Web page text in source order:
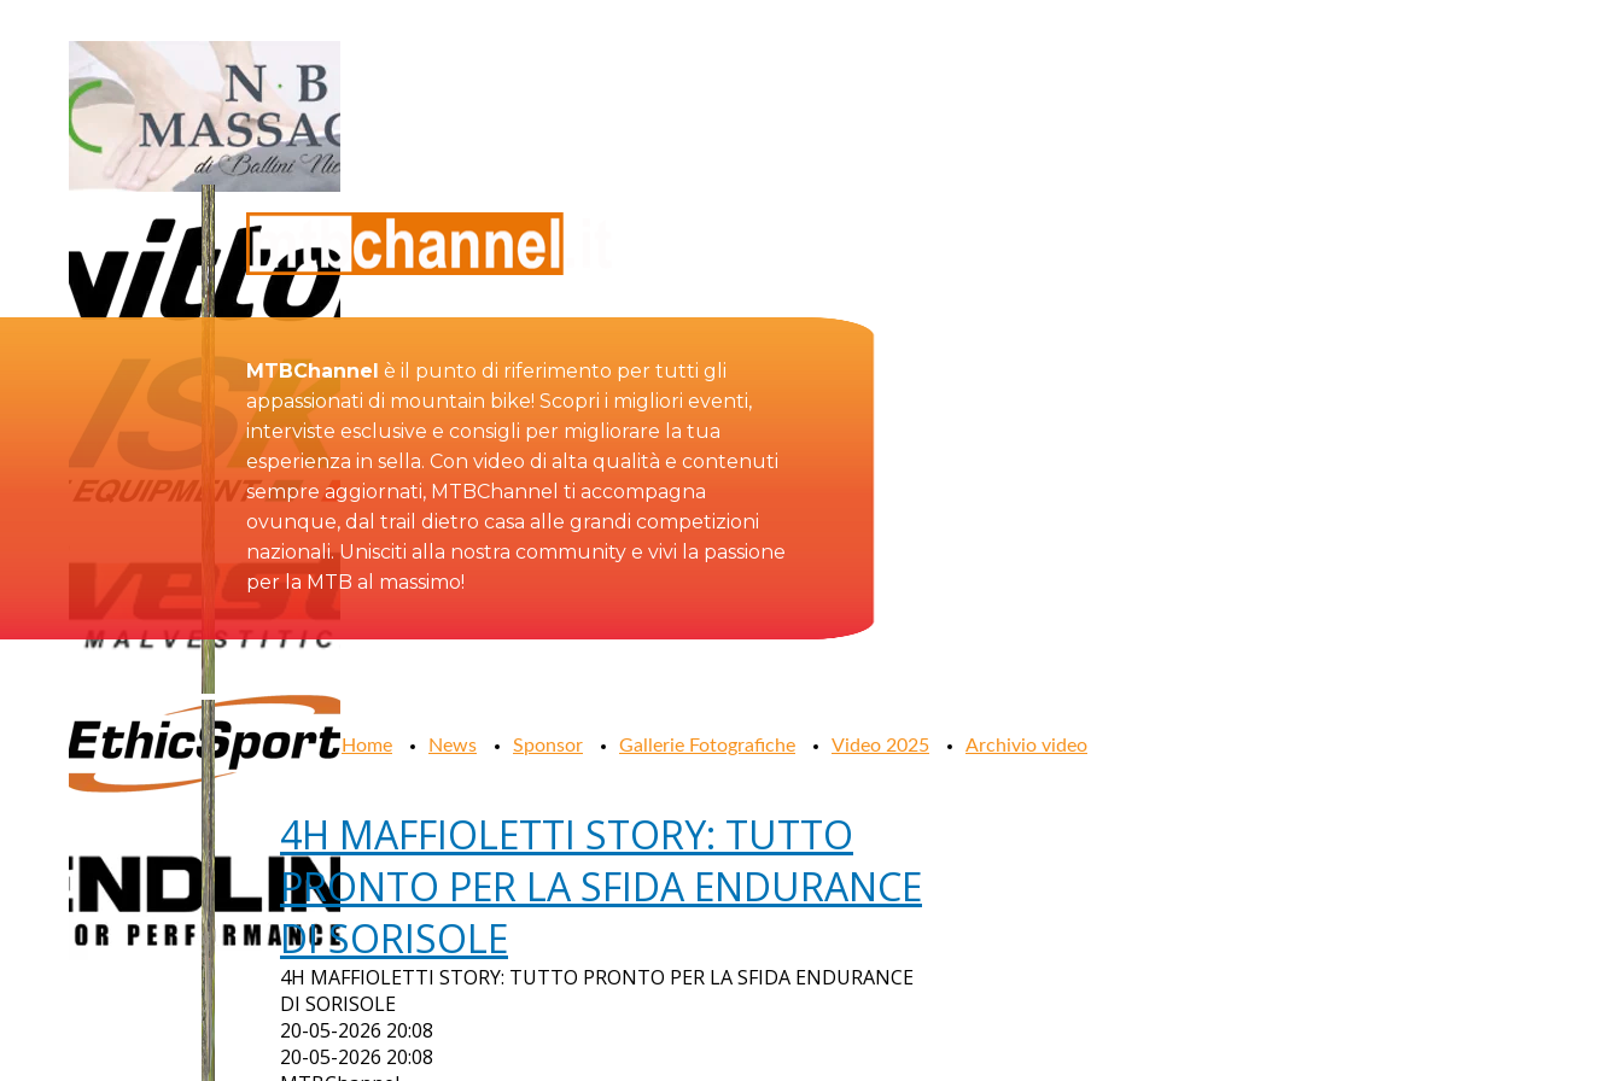
MTBChannel è il punto di riferimento per tutti gli
appassionati di mountain bike! Scopri i migliori eventi,
interviste esclusive e consigli per migliorare la tua
esperienza in sella. Con video di alta qualità e contenuti
sempre aggiornati, MTBChannel ti accompagna
ovunque, dal trail dietro casa alle grandi competizioni
nazionali. Unisciti alla nostra community e vivi la passione
per la MTB al massimo!
Home News Sponsor Gallerie Fotografiche Video 2025 Archivio video
4H MAFFIOLETTI STORY: TUTTO
PRONTO PER LA SFIDA ENDURANCE
DI SORISOLE
4H MAFFIOLETTI STORY: TUTTO PRONTO PER LA SFIDA ENDURANCE
DI SORISOLE
20-05-2026 20:08
20-05-2026 20:08